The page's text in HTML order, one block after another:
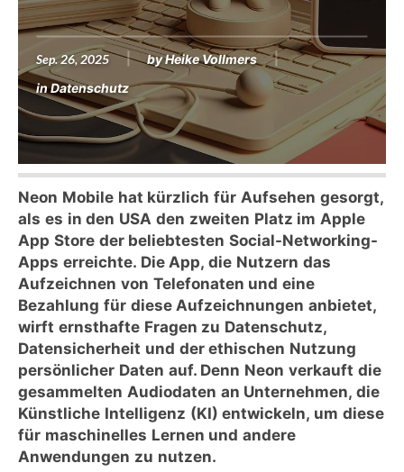
Sep. 26, 2025 byHeike Vollmers
inDatenschutz
Neon Mobile hat kürzlich für Aufsehen gesorgt,
als es in den USA den zweiten Platz im Apple
App Store der beliebtesten Social-Networking-
Apps erreichte. Die App, die Nutzern das
Aufzeichnen von Telefonaten und eine
Bezahlung für diese Aufzeichnungen anbietet,
wirft ernsthafte Fragen zu Datenschutz,
Datensicherheit und der ethischen Nutzung
persönlicher Daten auf. Denn Neon verkauft die
gesammelten Audiodaten an Unternehmen, die
Künstliche Intelligenz (KI) entwickeln, um diese
für maschinelles Lernen und andere
Anwendungen zu nutzen.